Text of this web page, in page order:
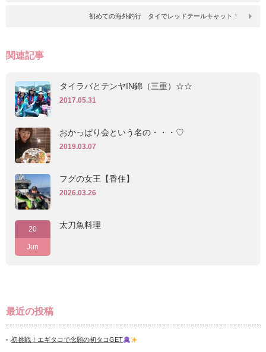
初めての海外釣行 タイでレッドテールキャット！
関連記事
タイラバとテンヤIN錦（三重）☆☆
2017.05.31
おかっぱり会という名の・・・♡
2019.03.07
フグの女王【香住】
2026.03.26
20
Jun
太刀魚料理
最近の投稿
初挑戦！エギタコで念願の初タコGET